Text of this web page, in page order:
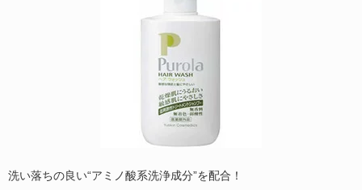
洗い落ちの良い“アミノ酸系洗浄成分”を配合！